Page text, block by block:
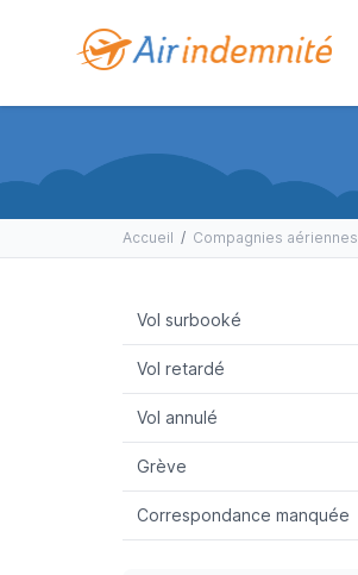
Accueil / Compagnies aériennes
Vol surbooké
Vol retardé
Vol annulé
Grève
Correspondance manquée